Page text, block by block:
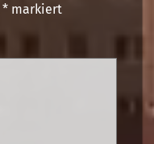
*markiert